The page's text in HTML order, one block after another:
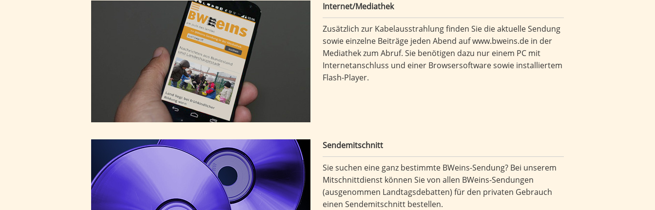
Internet/Mediathek
Zusätzlich zur Kabelausstrahlung finden Sie die aktuelle Sendung
sowie einzelne Beiträge jeden Abend aufwww.bweins.de in der
Mediathekzum Abruf. Sie benötigen dazu nur einem PC mit
Internetanschluss und einer Browsersoftware sowie installiertem
Flash-Player.
Sendemitschnitt Sendemitschnitt
Sie suchen eine ganz bestimmte BWeins-Sendung? Bei unserem
Mitschnittdienst können Sie von allen BWeins-Sendungen
(ausgenommen Landtagsdebatten) für den privaten Gebrauch
einen Sendemitschnitt bestellen.